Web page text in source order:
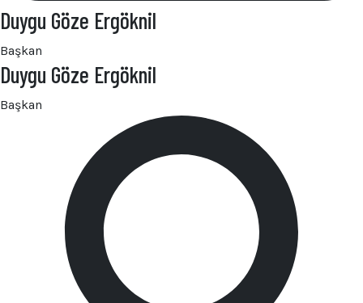
Duygu Göze Ergöknil
Başkan
Duygu Göze Ergöknil
Başkan